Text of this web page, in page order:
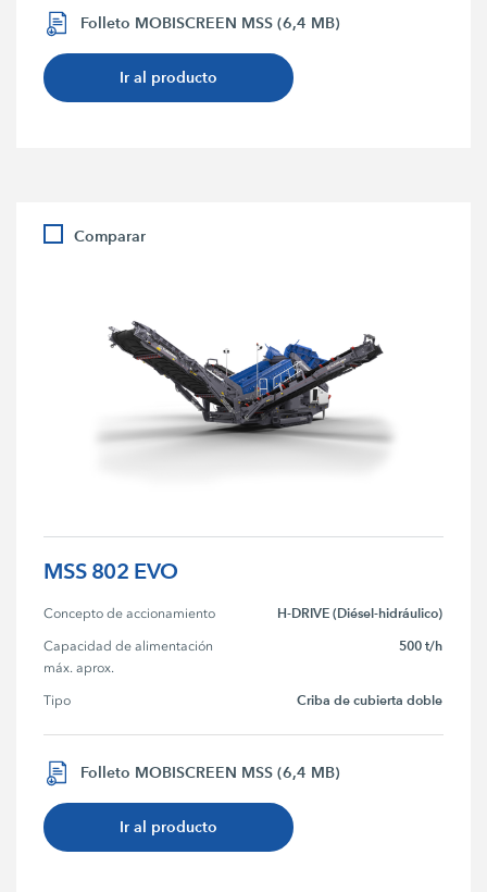
Folleto MOBISCREEN MSS (6,4 MB)
Ir al producto
Comparar
MSS 802 EVO
Concepto de accionamiento H-DRIVE (Diésel-hidráulico)
Capacidad de alimentación
máx. aprox.
500 t/h
Tipo Criba de cubierta doble
Folleto MOBISCREEN MSS (6,4 MB)
Ir al producto